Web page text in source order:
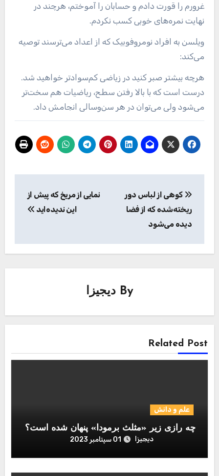
غرورم را قورت دادم و حسابان را آموختم، هرچند در
نهایت نمره‌های خوبی کسب نکردم.
ویلسن به افراد نومروفوبیک که از اعداد می‌ترسند توصیه
می‌کند:
هرچه بیشتر صبر کنید در زیاضی کم‌سوادتر خواهید شد.
درست است که با بالا رفتن سطح، ریاضیات هم سخت‌تر
می‌شود ولی می‌توان در هر سن‌وسالی انجامش داد.
نوشته
کوهی از لباس دور
ریخته‌شده که از فضا
دیده می‌شود
نمایی از مریخ که پیش از
این ندیده‌اید
By دیجیزا
Related Post
علم و دانش
چه رازی زیر «مثلث برمودا» پنهان شده است؟
دیجیزا 01 سپتامبر 2023